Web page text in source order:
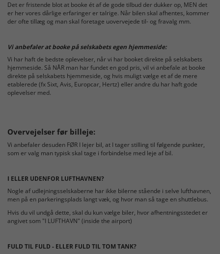
Det er fristende blot at booke ét af de gode tilbud der dukker op, MEN det
er her vores dårlige erfaringer er talrige. Når bilen skal afhentes, kommer
der ofte tillæg og man skal foretage uovervejede til- og fravalg mm.
Vi anbefaler at booke på selskabets egen hjemmeside:
Vi har haft de bedste oplevelser, når vi har booket direkte på selskabets
hjemmeside. Så NÅR man har fundet en god pris, vil vi anbefale at booke
direkte på selskabets hjemmeside, og hvis muligt vælge et af de mere
etablerede (fx Sixt, Avis, Europcar, Hertz) eller andre du har haft gode
oplevelser med.
Overvejelser før billeje:
Vi anbefaler desuden FØR I lejer bil, at I tager stilling til følgende punkter,
som er valg man typisk skal tage i forbindelse med leje af bil.
I ELLER UDENFOR LUFTHAVNEN?
Nogle af udlejningsselskaberne har ikke bilerne stående i selve lufthavnen,
men på en parkeringsplads langt væk, og hvor man så tage en shuttlebus.
Hvis du vil undgå dette, skal du kun vælge biler, hvor afhentningsstedet er
angivet som "I LUFTHAVN" (inside the airport)
FULD TIL FULD - ELLER FULD TIL TOM TANK?